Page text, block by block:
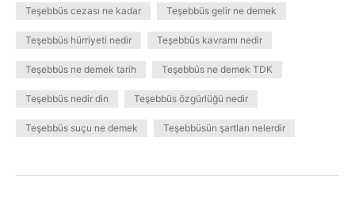
Teşebbüs cezası ne kadar Teşebbüs gelir ne demek
Teşebbüs hürriyeti nedir Teşebbüs kavramı nedir
Teşebbüs ne demek tarih Teşebbüs ne demek TDK
Teşebbüs nedir din Teşebbüs özgürlüğü nedir
Teşebbüs suçu ne demek Teşebbüsün şartları nelerdir